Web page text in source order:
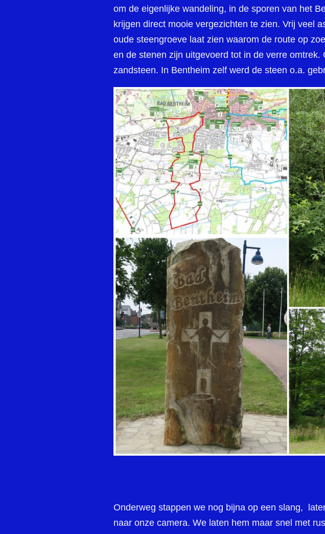
om de eigenlijke wandeling, in de sporen van het
krijgen direct mooie vergezichten te zien. Vrij veel
oude steengroeve laat zien waarom de route op
en de stenen zijn uitgevoerd tot in de verre
zandsteen. In Bentheim zelf werd de steen o.a.
Onderweg stappen we nog bijna op een slang,
naar onze camera. We laten hem maar snel met